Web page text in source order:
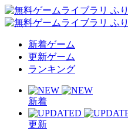
新着ゲーム
更新ゲーム
ランキング
新着
更新